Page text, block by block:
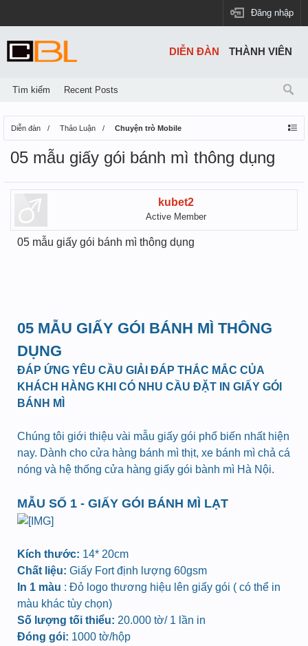
Đăng nhập
Diễn đàn Thảo Luận Chuyện trò Mobile
05 mẫu giấy gói bánh mì thông dụng
kubet2
Active Member
05 mẫu giấy gói bánh mì thông dụng
05 MẪU GIẤY GÓI BÁNH MÌ THÔNG
DỤNG
ĐÁP ỨNG YÊU CẦU GIẢI ĐÁP THẮC MẮC CỦA
KHÁCH HÀNG KHI CÓ NHU CẦU ĐẶT IN GIẤY GÓI
BÁNH MÌ
Chúng tôi giới thiệu vài mẫu giấy gói phổ biến nhất hiện
nay. Dành cho cửa hàng bánh mì thịt, xe bánh mì chả cá
nóng và hệ thống cửa hàng giấy gói bành mì Hà Nội.
MẪU SỐ 1 - GIẤY GÓI BÁNH MÌ LẠT
Kích thước: 14* 20cm
Chất liệu: Giấy Fort định lượng 60gsm
In 1 màu : Đỏ logo thương hiệu lên giấy gói ( có thể in
màu khác tùy chọn)
Số lượng tối thiểu: 20.000 tờ/ 1 lần in
Đóng gói: 1000 tờ/hộp
DIỄN ĐÀN
Tìm kiếm Recent Posts
THÀNH VIÊN